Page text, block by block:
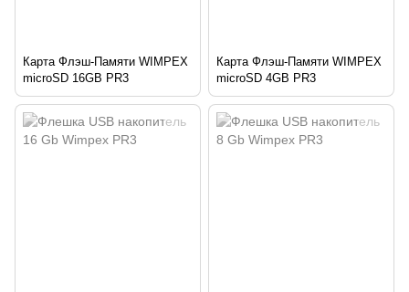
Карта Флэш-Памяти WIMPEX
microSD 16GB PR3
Карта Флэш-Памяти WIMPEX
microSD 4GB PR3